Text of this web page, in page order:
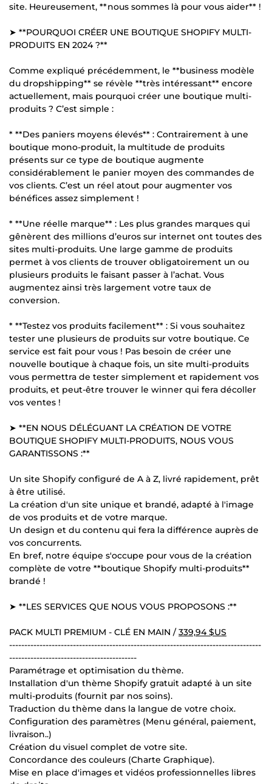
site. Heureusement, **nous sommes là pour vous aider** !
➤ **POURQUOI CRÉER UNE BOUTIQUE SHOPIFY MULTI-
PRODUITS EN 2024 ?**
Comme expliqué précédemment, le **business modèle
du dropshipping** se révèle **très intéressant** encore
actuellement, mais pourquoi créer une boutique multi-
produits ? C’est simple :
* **Des paniers moyens élevés** : Contrairement à une
boutique mono-produit, la multitude de produits
présents sur ce type de boutique augmente
considérablement le panier moyen des commandes de
vos clients. C’est un réel atout pour augmenter vos
bénéfices assez simplement !
* **Une réelle marque** : Les plus grandes marques qui
gênèrent des millions d’euros sur internet ont toutes des
sites multi-produits. Une large gamme de produits
permet à vos clients de trouver obligatoirement un ou
plusieurs produits le faisant passer à l’achat. Vous
augmentez ainsi très largement votre taux de
conversion.
* **Testez vos produits facilement** : Si vous souhaitez
tester une plusieurs de produits sur votre boutique. Ce
service est fait pour vous ! Pas besoin de créer une
nouvelle boutique à chaque fois, un site multi-produits
vous permettra de tester simplement et rapidement vos
produits, et peut-être trouver le winner qui fera décoller
vos ventes !
➤ **EN NOUS DÉLÉGUANT LA CRÉATION DE VOTRE
BOUTIQUE SHOPIFY MULTI-PRODUITS, NOUS VOUS
GARANTISSONS :**
Un site Shopify configuré de A à Z, livré rapidement, prêt
à être utilisé.
La création d'un site unique et brandé, adapté à l'image
de vos produits et de votre marque.
Un design et du contenu qui fera la différence auprès de
vos concurrents.
En bref, notre équipe s'occupe pour vous de la création
complète de votre **boutique Shopify multi-produits**
brandé !
➤ **LES SERVICES QUE NOUS VOUS PROPOSONS :**
PACK MULTI PREMIUM - CLÉ EN MAIN /339,94 $US
-----------------------------------------------------------------------------------
------------------------------------------
Paramétrage et optimisation du thème.
Installation d'un thème Shopify gratuit adapté à un site
multi-produits (fournit par nos soins).
Traduction du thème dans la langue de votre choix.
Configuration des paramètres (Menu général, paiement,
livraison..)
Création du visuel complet de votre site.
Concordance des couleurs (Charte Graphique).
Mise en place d'images et vidéos professionnelles libres